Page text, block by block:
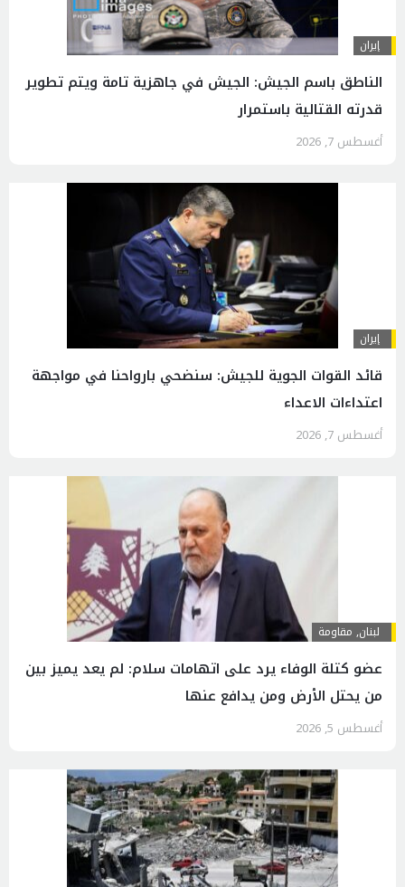
إيران
الناطق باسم الجيش: الجيش في جاهزية تامة ويتم تطوير
قدرته القتالية باستمرار
أغسطس 7, 2026
إيران
قائد القوات الجوية للجيش: سنضحي بارواحنا في مواجهة
اعتداءات الاعداء
أغسطس 7, 2026
لبنان, مقاومة
عضو كتلة الوفاء يرد على اتهامات سلام: لم يعد يميز بين
من يحتل الأرض ومن يدافع عنها
أغسطس 5, 2026